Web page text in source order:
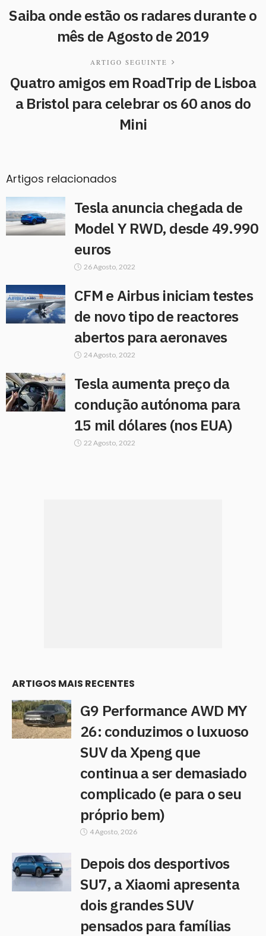
Saiba onde estão os radares durante o
mês de Agosto de 2019
ARTIGO SEGUINTE
Quatro amigos em RoadTrip de Lisboa
a Bristol para celebrar os 60 anos do
Mini
Artigos relacionados
Tesla anuncia chegada de
Model Y RWD, desde 49.990
euros
26 Agosto, 2022
CFM e Airbus iniciam testes
de novo tipo de reactores
abertos para aeronaves
24 Agosto, 2022
Tesla aumenta preço da
condução autónoma para
15 mil dólares (nos EUA)
22 Agosto, 2022
ARTIGOS MAIS RECENTES
G9 Performance AWD MY
26: conduzimos o luxuoso
SUV da Xpeng que
continua a ser demasiado
complicado (e para o seu
próprio bem)
4 Agosto, 2026
Depois dos desportivos
SU7, a Xiaomi apresenta
dois grandes SUV
pensados para famílias